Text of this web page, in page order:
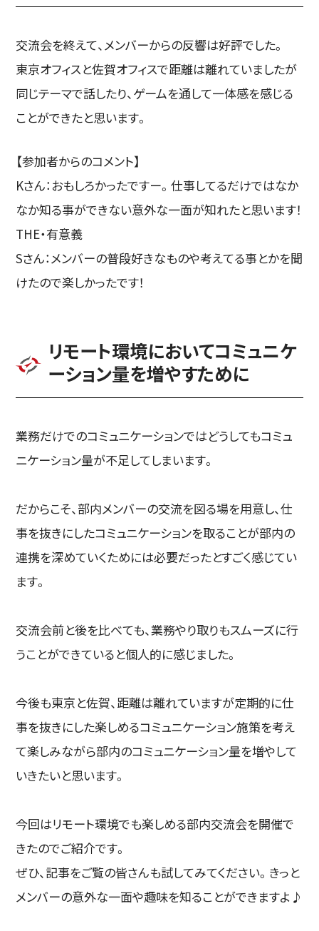
交流会を終えて、メンバーからの反響は好評でした。
東京オフィスと佐賀オフィスで距離は離れていましたが
同じテーマで話したり、ゲームを通して一体感を感じる
ことができたと思います。
【参加者からのコメント】
Kさん：おもしろかったですー。仕事してるだけではなか
なか知る事ができない意外な一面が知れたと思います！
THE・有意義
Sさん：メンバーの普段好きなものや考えてる事とかを聞
けたので楽しかったです！
リモート環境においてコミュニケ
ーション量を増やすために
業務だけでのコミュニケーションではどうしてもコミュ
ニケーション量が不足してしまいます。
だからこそ、部内メンバーの交流を図る場を用意し、仕
事を抜きにしたコミュニケーションを取ることが部内の
連携を深めていくためには必要だったとすごく感じてい
ます。
交流会前と後を比べても、業務やり取りもスムーズに行
うことができていると個人的に感じました。
今後も東京と佐賀、距離は離れていますが定期的に仕
事を抜きにした楽しめるコミュニケーション施策を考え
て楽しみながら部内のコミュニケーション量を増やして
いきたいと思います。
今回はリモート環境でも楽しめる部内交流会を開催で
きたのでご紹介です。
ぜひ、記事をご覧の皆さんも試してみてください。きっと
メンバーの意外な一面や趣味を知ることができますよ♪